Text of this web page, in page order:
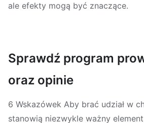
ale efekty mogą być znaczące.
Sprawdź program
oraz opinie
6 Wskazówek Aby brać udział w
stanowią niezwykle ważny